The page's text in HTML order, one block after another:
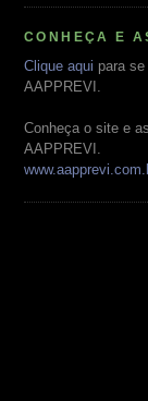
CONHEÇA E
Clique aqui para
AAPPREVI.
Conheça o site e
AAPPREVI.